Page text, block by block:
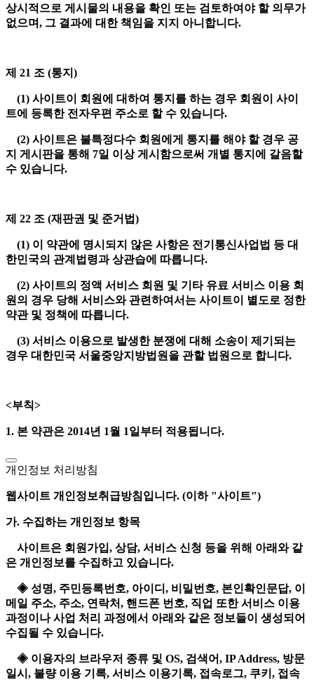
상시적으로 게시물의 내용을 확인 또는 검토하여야 할 의무가
없으며, 그 결과에 대한 책임을 지지 아니합니다.
제 21 조 (통지)
(1) 사이트이 회원에 대하여 통지를 하는 경우 회원이 사이
트에 등록한 전자우편 주소로 할 수 있습니다.
(2) 사이트은 불특정다수 회원에게 통지를 해야 할 경우 공
지 게시판을 통해 7일 이상 게시함으로써 개별 통지에 갈음할
수 있습니다.
제 22 조 (재판권 및 준거법)
(1) 이 약관에 명시되지 않은 사항은 전기통신사업법 등 대
한민국의 관계법령과 상관습에 따릅니다.
(2) 사이트의 정액 서비스 회원 및 기타 유료 서비스 이용 회
원의 경우 당해 서비스와 관련하여서는 사이트이 별도로 정한
약관 및 정책에 따릅니다.
(3) 서비스 이용으로 발생한 분쟁에 대해 소송이 제기되는
경우 대한민국 서울중앙지방법원을 관할 법원으로 합니다.
<부칙>
1. 본 약관은 2014년 1월 1일부터 적용됩니다.
개인정보 처리방침
웹사이트 개인정보취급방침입니다. (이하 "사이트")
가. 수집하는 개인정보 항목
사이트은 회원가입, 상담, 서비스 신청 등을 위해 아래와 같
은 개인정보를 수집하고 있습니다.
◈ 성명, 주민등록번호, 아이디, 비밀번호, 본인확인문답, 이
메일 주소, 주소, 연락처, 핸드폰 번호, 직업 또한 서비스 이용
과정이나 사업 처리 과정에서 아래와 같은 정보들이 생성되어
수집될 수 있습니다.
◈ 이용자의 브라우저 종류 및 OS, 검색어, IP Address, 방문
일시, 불량 이용 기록, 서비스 이용기록, 접속로그, 쿠키, 접속